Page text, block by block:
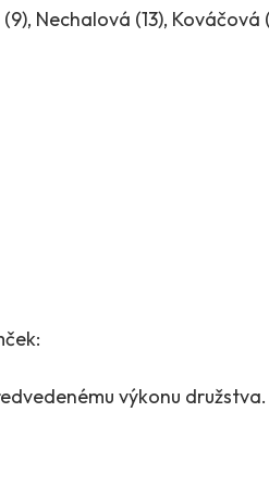
Nechalová (13), Kováčová
výkonu